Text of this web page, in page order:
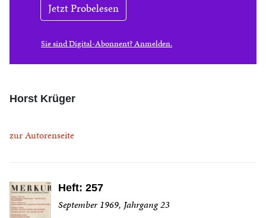
Jetzt Probelesen
Sie sind Digital-Abonnent? Anmelden.
Horst Krüger
zur Autorenseite
Heft: 257
September 1969, Jahrgang 23